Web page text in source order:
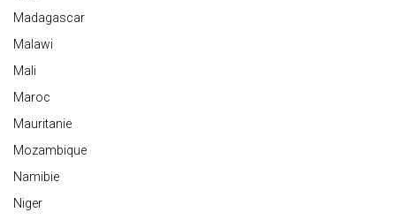
Madagascar
Malawi
Mali
Maroc
Mauritanie
Mozambique
Namibie
Niger